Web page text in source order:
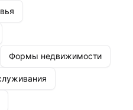
Формы недвижимости